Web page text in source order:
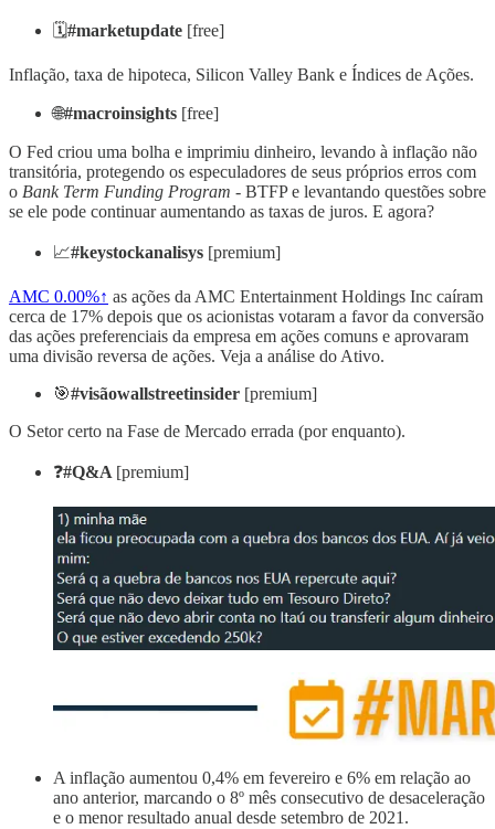
🗓️#marketupdate [free]
Inflação, taxa de hipoteca, Silicon Valley Bank e Índices de Ações.
🌐#macroinsights [free]
O Fed criou uma bolha e imprimiu dinheiro, levando à inflação não
transitória, protegendo os especuladores de seus próprios erros com
o Bank Term Funding Program - BTFP e levantando questões sobre
se ele pode continuar aumentando as taxas de juros. E agora?
📈#keystockanalisys [premium]
AMC 0.00%↑ as ações da AMC Entertainment Holdings Inc caíram
cerca de 17% depois que os acionistas votaram a favor da conversão
das ações preferenciais da empresa em ações comuns e aprovaram
uma divisão reversa de ações. Veja a análise do Ativo.
🎯#visãowallstreetinsider [premium]
O Setor certo na Fase de Mercado errada (por enquanto).
❓#Q&A [premium]
A inflação aumentou 0,4% em fevereiro e 6% em relação ao
ano anterior, marcando o 8º mês consecutivo de desaceleração
e o menor resultado anual desde setembro de 2021.